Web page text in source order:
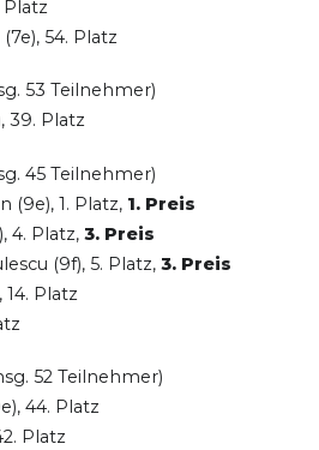
Platz
54. Platz
53 Teilnehmer)
39. Platz
45 Teilnehmer)
(9e), 1. Platz, 1. Preis
4. Platz, 3. Preis
(9f), 5. Platz, 3. Preis
Platz
52 Teilnehmer)
44. Platz
Platz